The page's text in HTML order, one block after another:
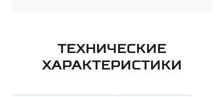
ТЕХНИЧЕСКИЕ
ХАРАКТЕРИСТИКИ